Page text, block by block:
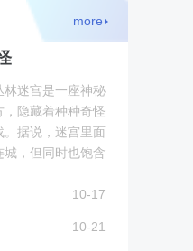
more
林迷宫是一座神秘
，隐藏着种种奇怪
。据说，迷宫里面
城，但同时也饱含
10-17
10-21